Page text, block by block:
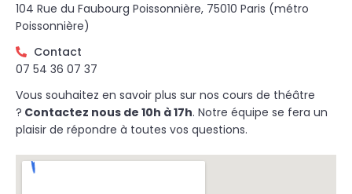
104 Rue du Faubourg Poissonnière, 75010 Paris (métro
Poissonnière)
Contact
07 54 36 07 37
Vous souhaitez en savoir plus sur nos cours de théâtre
? Contactez nous de 10h à 17h. Notre équipe se fera un
plaisir de répondre à toutes vos questions.